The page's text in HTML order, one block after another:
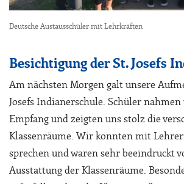
Deutsche Austausschüler mit Lehrkräften
Besichtigung der St. Josefs
Am nächsten Morgen galt unsere
Josefs Indianerschule. Schüler
Empfang und zeigten uns stolz die
Klassenräume. Wir konnten mit
sprechen und waren sehr beeindruckt
Ausstattung der Klassenräume.